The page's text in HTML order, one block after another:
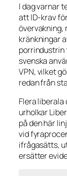
I dag varnar
att ID-krav
övervakning,
kränkningar
svenska
VPN, vilket
redan från
Flera
urholkar
på den här
vid
ifrågasätts,
ersätter